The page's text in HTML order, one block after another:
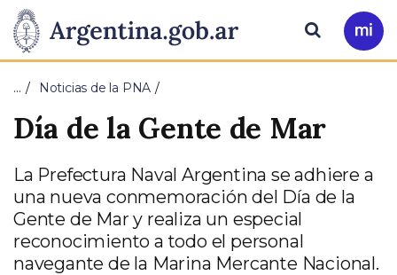
Presidencia
de
la
Pasar al contenido principal
Ir
a
Buscar
… Noticias de la PNA
Día de la Gente de Mar
La Prefectura Naval Argentina se adhiere a
una nueva conmemoración del Día de la
Gente de Mar y realiza un especial
reconocimiento a todo el personal
navegante de la Marina Mercante Nacional.